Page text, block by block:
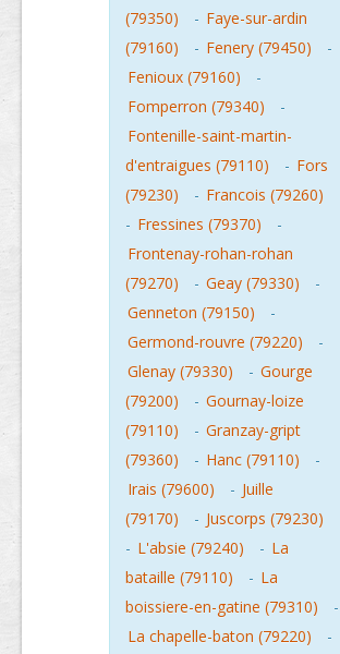
(79350)
- Faye-sur-ardin
(79160)
- Fenery (79450)
-
Fenioux (79160)
-
Fomperron (79340)
-
Fontenille-saint-martin-
d'entraigues (79110)
- Fors
(79230)
- Francois (79260)
- Fressines (79370)
-
Frontenay-rohan-rohan
(79270)
- Geay (79330)
-
Genneton (79150)
-
Germond-rouvre (79220)
-
Glenay (79330)
- Gourge
(79200)
- Gournay-loize
(79110)
- Granzay-gript
(79360)
- Hanc (79110)
-
Irais (79600)
- Juille
(79170)
- Juscorps (79230)
- L'absie (79240) - La
bataille (79110)
- La
boissiere-en-gatine (79310)
-
La chapelle-baton (79220)
-